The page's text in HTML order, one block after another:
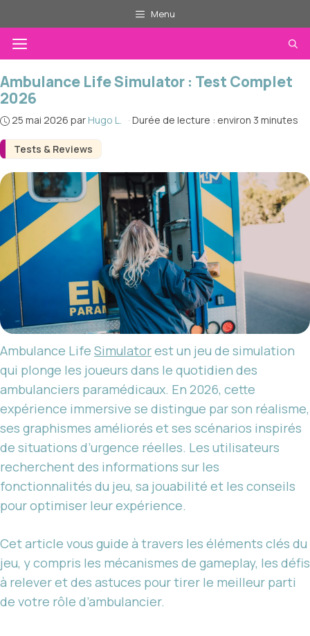
au
contenu
Menu
Menu
Tests & Reviews
Ambulance Life Simulator : Test Complet
2026
25 mai 2026 par Hugo L. · Durée de lecture : environ 3 minutes
Ambulance Life Simulatorest un jeu de simulation
qui plonge les joueurs dans le quotidien des
ambulanciers paramédicaux. En 2026, cette
expérience immersive se distingue par son réalisme,
ses graphismes améliorés et ses scénarios inspirés
de situations d’urgence réelles. Les utilisateurs
recherchent des informations sur les
fonctionnalités du jeu, sa jouabilité et les conseils
pour optimiser leur expérience.
Cet article vous guide à travers les éléments clés du
jeu, y compris les mécanismes de gameplay, les défis
à relever et des astuces pour tirer le meilleur parti
de votre rôle d’ambulancier.